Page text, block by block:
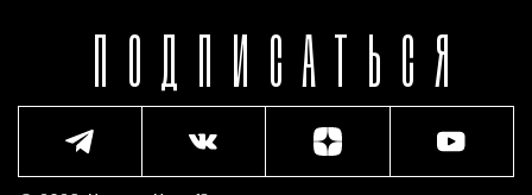
ПОДПИСАТЬСЯ